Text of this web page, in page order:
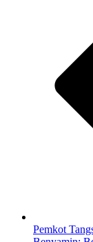
Pemkot